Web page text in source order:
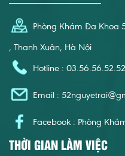
Phòng Khám Đa Khoa
, Thanh Xuân, Hà Nội
Hotline : 03.56.56.52.52
Email :
Facebook : Phòng
THỜI GIAN LÀM VIỆC